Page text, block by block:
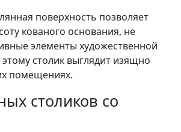
поверхность позволяет
кованого основания, не
элементы художественной
этому столик выглядит изящно
помещениях.
столиков со